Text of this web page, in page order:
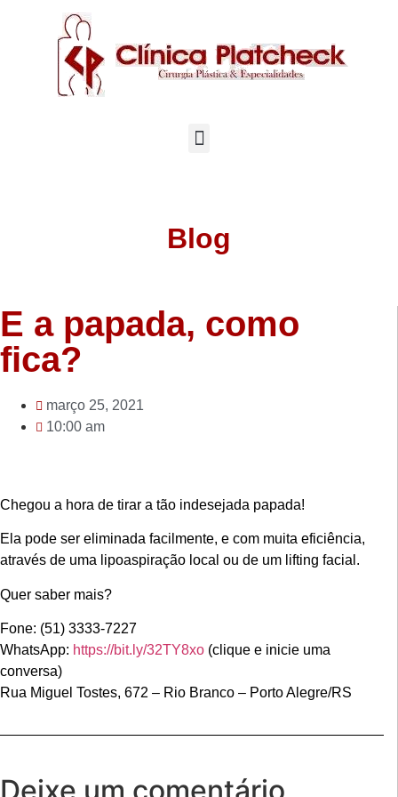
Blog
E a papada, como
fica?
março 25, 2021
10:00 am
Chegou a hora de tirar a tão indesejada papada!
Ela pode ser eliminada facilmente, e com muita eficiência,
através de uma lipoaspiração local ou de um lifting facial.
Quer saber mais?
Fone: (51) 3333-7227
WhatsApp: https://bit.ly/32TY8xo (clique e inicie uma
conversa)
Rua Miguel Tostes, 672 – Rio Branco – Porto Alegre/RS